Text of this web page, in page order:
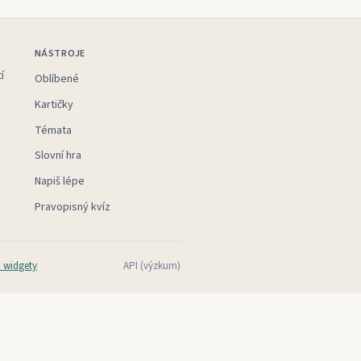
NÁSTROJE
Oblíbené
Kartičky
Témata
Slovní hra
Napiš lépe
Pravopisný kvíz
widgety API (výzkum)